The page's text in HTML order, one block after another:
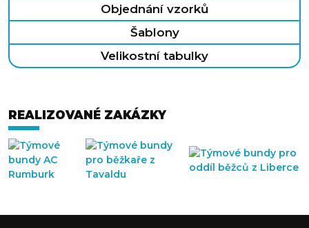
Objednání vzorků
Šablony
Velikostní tabulky
REALIZOVANÉ ZAKÁZKY